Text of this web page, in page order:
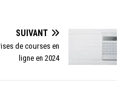
SUIVANT
de courses en
ligne en 2024